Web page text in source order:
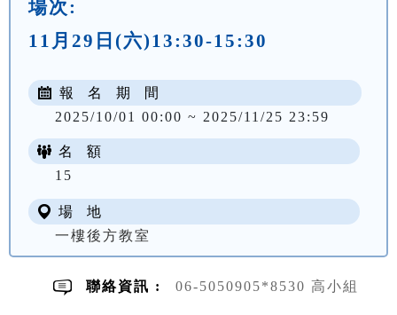
場次:
11月29日(六)13:30-15:30
報 名 期 間
2025/10/01 00:00 ~ 2025/11/25 23:59
名 額
15
場 地
一樓後方教室
聯絡資訊 : 06-5050905*8530 高小組